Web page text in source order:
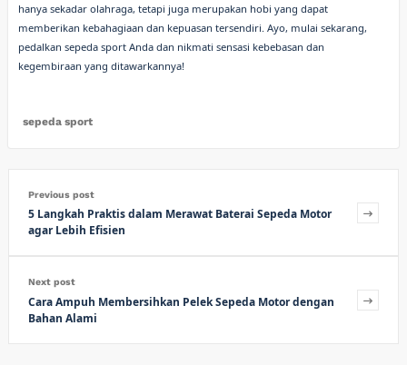
hanya sekadar olahraga, tetapi juga merupakan hobi yang dapat
memberikan kebahagiaan dan kepuasan tersendiri. Ayo, mulai sekarang,
pedalkan sepeda sport Anda dan nikmati sensasi kebebasan dan
kegembiraan yang ditawarkannya!
sepeda sport
Previous post
5 Langkah Praktis dalam Merawat Baterai Sepeda Motor
agar Lebih Efisien
Next post
Cara Ampuh Membersihkan Pelek Sepeda Motor dengan
Bahan Alami